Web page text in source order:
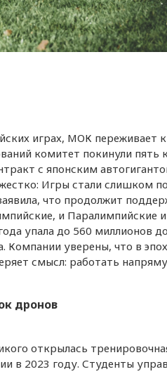
играх, МОК переживает
комитет покинули пять
с японским
Игры стали слишком
что продолжит
и Паралимпийские
упала до 560 миллионов
уверены, что в
смысл: работать
дронов
открылась
в 2023 году. Студенты